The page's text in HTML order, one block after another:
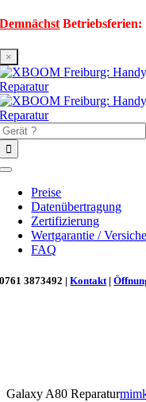
Zum
springen
Demnächst Betriebsferien:
×
Toggle
Navigation
Preise
Datenübertragung
Zertifizierung
Wertgarantie /
FAQ
0761 3873492 |Kontakt |
Galaxy A80 Reparatur